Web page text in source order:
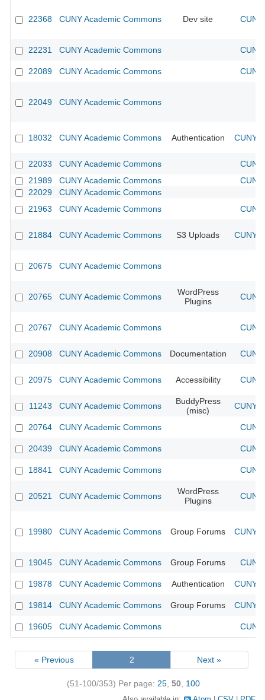
22368 CUNY Academic Commons Dev site
22231 CUNY Academic Commons
22089 CUNY Academic Commons
22049 CUNY Academic Commons
18032 CUNY Academic Commons Authentication CUNY
22033 CUNY Academic Commons
21989
CUNY Academic Commons
22029
CUNY Academic Commons
21963
CUNY Academic Commons
21884 CUNY Academic Commons S3 Uploads CUNY
20675 CUNY Academic Commons
20765 CUNY Academic Commons
WordPress
Plugins
20767 CUNY Academic Commons
20908 CUNY Academic Commons Documentation
20975 CUNY Academic Commons Accessibility
11243 CUNY Academic Commons
BuddyPress
(misc)
CUNY
20764 CUNY Academic Commons
20439 CUNY Academic Commons
18841 CUNY Academic Commons
20521 CUNY Academic Commons
WordPress
Plugins
19980 CUNY Academic Commons Group Forums CUNY
19045 CUNY Academic Commons Group Forums
19878 CUNY Academic Commons Authentication CUNY
19814 CUNY Academic Commons Group Forums CUNY
19605 CUNY Academic Commons
« Previous 2 Next »
(51-100/353) Per page: 25 50 100